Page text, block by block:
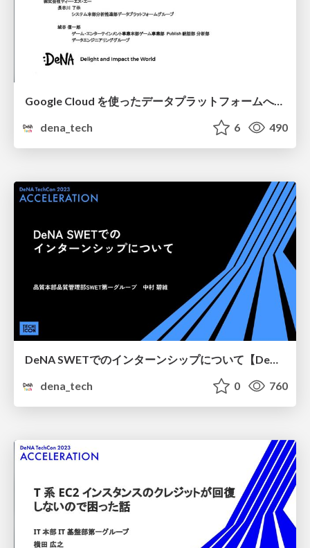
Google Cloud を使ったデータプラットフォームへの変革と 最新の活用状況について
dena_tech
6 490
dena_tech
0 760